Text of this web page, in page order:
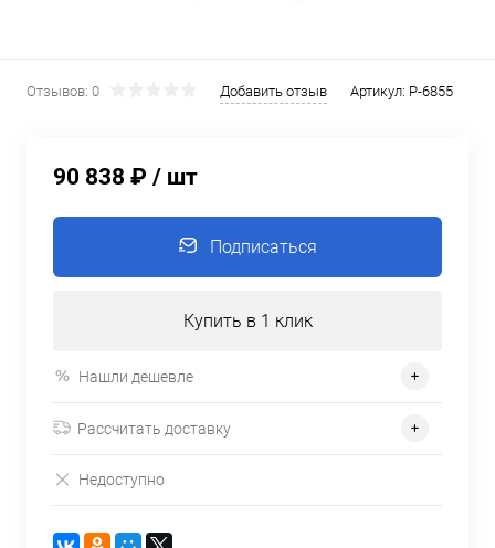
Отзывов: 0 Добавить отзыв Артикул: P-6855
90 838 ₽ / шт
Подписаться
Купить в 1 клик
Нашли дешевле
Рассчитать доставку
Недоступно